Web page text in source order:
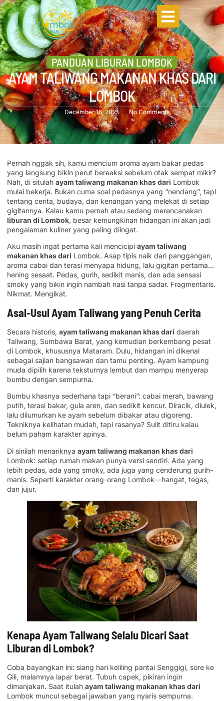
PANDUAN LIBURAN LOMBOK
AYAM TALIWANG MAKANAN KHAS DARI
LOMBOK
December 16, 2025 No Comments
Pernah nggak sih, kamu mencium aroma ayam bakar pedas
yang langsung bikin perut bereaksi sebelum otak sempat mikir?
Nah, di situlah ayam taliwang makanan khas dari Lombok
mulai bekerja. Bukan cuma soal pedasnya yang “nendang”, tapi
tentang cerita, budaya, dan kenangan yang melekat di setiap
gigitannya. Kalau kamu pernah atau sedang merencanakan
liburan di Lombok, besar kemungkinan hidangan ini akan jadi
pengalaman kuliner yang paling diingat.
Aku masih ingat pertama kali mencicipi ayam taliwang
makanan khas dari Lombok. Asap tipis naik dari panggangan,
aroma cabai dan terasi menyapa hidung, lalu gigitan pertama…
hening sesaat. Pedas, gurih, sedikit manis, dan ada sensasi
smoky yang bikin ingin nambah nasi tanpa sadar. Fragmentaris.
Nikmat. Mengikat.
Asal-Usul Ayam Taliwang yang Penuh Cerita
Secara historis, ayam taliwang makanan khas dari daerah
Taliwang, Sumbawa Barat, yang kemudian berkembang pesat
di Lombok, khususnya Mataram. Dulu, hidangan ini dikenal
sebagai sajian bangsawan dan tamu penting. Ayam kampung
muda dipilih karena teksturnya lembut dan mampu menyerap
bumbu dengan sempurna.
Bumbu khasnya sederhana tapi “berani”: cabai merah, bawang
putih, terasi bakar, gula aren, dan sedikit kencur. Diracik, diulek,
lalu dilumurkan ke ayam sebelum dibakar atau digoreng.
Tekniknya kelihatan mudah, tapi rasanya? Sulit ditiru kalau
belum paham karakter apinya.
Di sinilah menariknya ayam taliwang makanan khas dari
Lombok: setiap rumah makan punya versi sendiri. Ada yang
lebih pedas, ada yang smoky, ada juga yang cenderung gurih-
manis. Seperti karakter orang-orang Lombok—hangat, tegas,
dan jujur.
Kenapa Ayam Taliwang Selalu Dicari Saat
Liburan di Lombok?
Coba bayangkan ini: siang hari keliling pantai Senggigi, sore ke
Gili, malamnya lapar berat. Tubuh capek, pikiran ingin
dimanjakan. Saat itulah ayam taliwang makanan khas dari
Lombok muncul sebagai jawaban yang nyaris sempurna.